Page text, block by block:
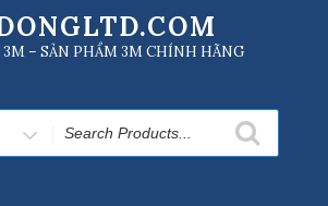
3M – SẢN PHẨM 3M CHÍNH HÃNG